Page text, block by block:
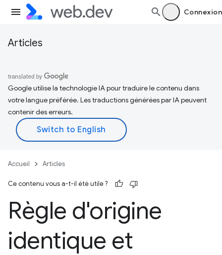
Connexion
Articles
Google utilise la technologie IA pour traduire le contenu dans
votre langue préférée. Les traductions générées par IA peuvent
contenir des erreurs.
Accueil Articles
Ce contenu vous a-t-il été utile ?
Règle d'origine
identique et